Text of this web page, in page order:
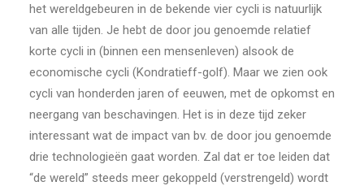
het wereldgebeuren in de bekende vier cycli is natuurlijk
van alle tijden. Je hebt de door jou genoemde relatief
korte cycli in (binnen een mensenleven) alsook de
economische cycli (Kondratieff-golf). Maar we zien ook
cycli van honderden jaren of eeuwen, met de opkomst en
neergang van beschavingen. Het is in deze tijd zeker
interessant wat de impact van bv. de door jou genoemde
drie technologieën gaat worden. Zal dat er toe leiden dat
“de wereld” steeds meer gekoppeld (verstrengeld) wordt